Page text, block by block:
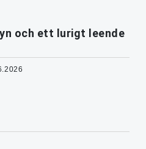
och ett lurigt leende